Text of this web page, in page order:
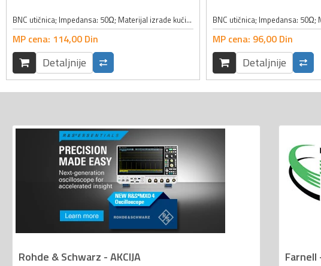
BNC utičnica; Impedansa: 50Ω; Materijal izrade kućišta: metal; Utičnica za kabl: RG59, RG62, RG71, URM70, 90;
MP cena: 114,00 Din
Detaljnije
MP cena: 96,00 Din
Detaljnije
Rohde & Schwarz - AKCIJA Farnell